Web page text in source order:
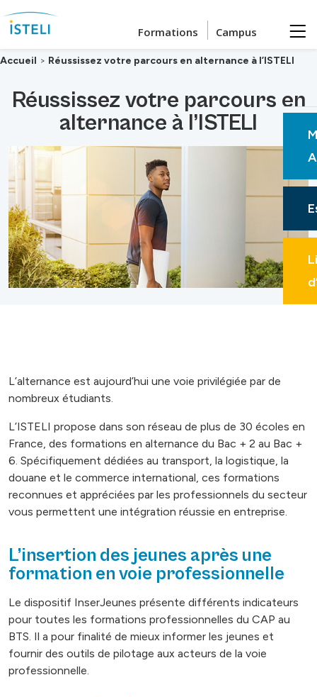
Formations Campus
Accueil > Réussissez votre parcours en alternance à l’ISTELI
Réussissez votre parcours en
alternance à l’ISTELI
L’alternance est aujourd’hui une voie privilégiée par de
nombreux étudiants.
L’ISTELI propose dans son réseau de plus de 30 écoles en
France, des formations en alternance du Bac + 2 au Bac +
6. Spécifiquement dédiées au transport, la logistique, la
douane et le commerce international, ces formations
reconnues et appréciées par les professionnels du secteur
vous permettent une intégration réussie en entreprise.
L’insertion des jeunes après une
formation en voie professionnelle
Le dispositif InserJeunes présente différents indicateurs
pour toutes les formations professionnelles du CAP au
BTS. Il a pour finalité de mieux informer les jeunes et
fournir des outils de pilotage aux acteurs de la voie
professionnelle.